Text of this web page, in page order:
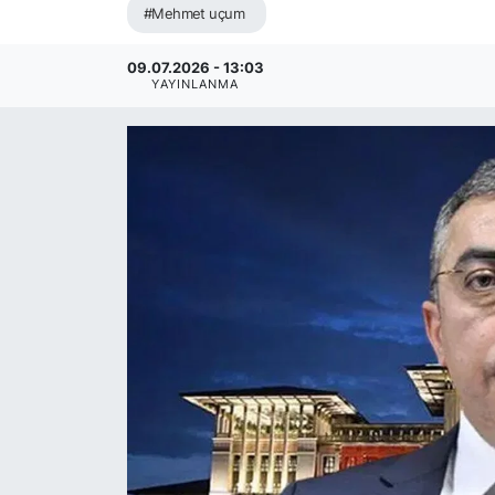
#Mehmet uçum
09.07.2026 - 13:03
YAYINLANMA